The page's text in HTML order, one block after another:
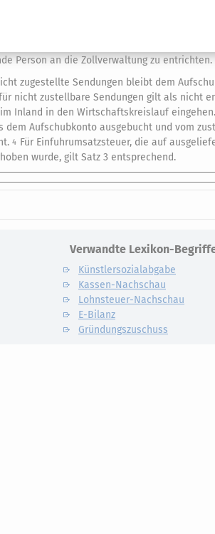
hat die gestellende Person den
Person an die Zollverwaltung zu entrichten.
zugestellte Sendungen bleibt dem
nicht zustellbare Sendungen gilt als nicht
Inland in den Wirtschaftskreislauf eingehen.
Aufschubkonto ausgebucht und vom
4 Für Einfuhrumsatzsteuer, die auf
wurde, gilt Satz 3 entsprechend.
Verwandte Lexikon-
Künstlersozialabgabe
Kassen-Nachschau
Lohnsteuer-Nachschau
E-Bilanz
Gründungszuschuss